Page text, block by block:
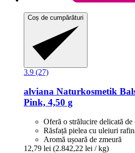
Coș de cumpărături
3.9 (27)
alviana Naturkosmetik
Pink, 4,50 g
Oferă o strălucire delicată de
Răsfață pielea cu uleiuri
Aromă ușoară de zmeură
12,79 lei (2.842,22 lei / kg)